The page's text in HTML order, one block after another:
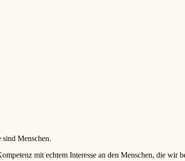
sind Menschen.
mit echtem Interesse an den Menschen, die wir